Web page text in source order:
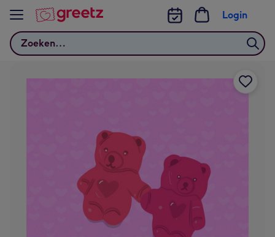
Bekijk meer
Zoeken
Login